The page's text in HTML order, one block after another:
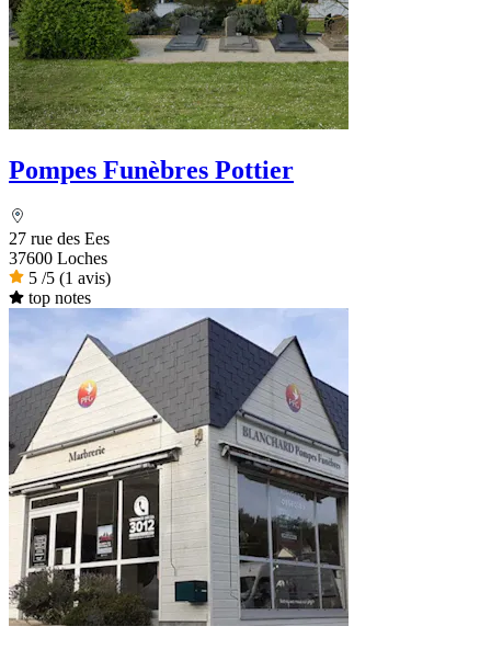
Pompes Funèbres Pottier
27 rue des Ees
37600 Loches
5 /5 (1 avis)
top notes